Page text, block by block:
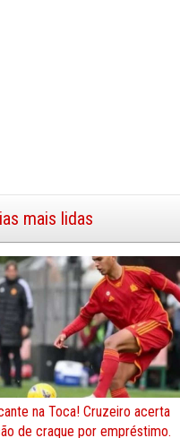
mais lidas
na Toca! Cruzeiro acerta
de craque por empréstimo.